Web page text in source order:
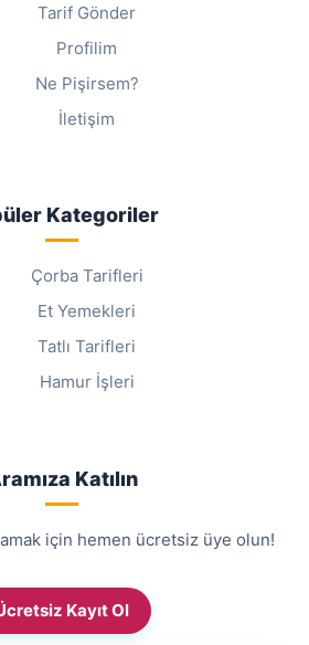
Tarif Gönder
Profilim
Ne Pişirsem?
İletişim
Kategoriler
Çorba Tarifleri
Et Yemekleri
Tatlı Tarifleri
Hamur İşleri
Katılın
için hemen ücretsiz üye olun!
Kayıt Ol